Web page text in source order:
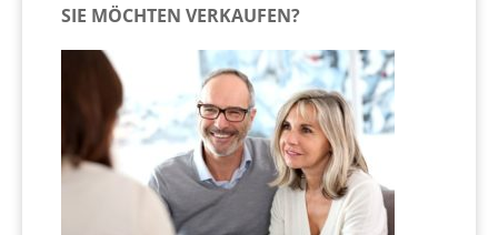
SIE MÖCHTEN VERKAUFEN?